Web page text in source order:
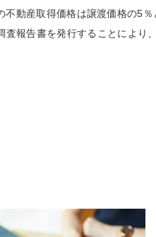
不動産取得価格は譲渡価格の5
査報告書を発行することにより